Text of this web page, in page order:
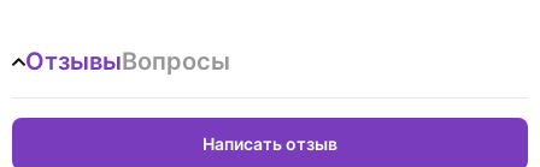
ОтзывыВопросы
Написать отзыв